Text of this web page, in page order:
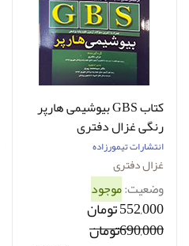
کتاب GBS بیوشیمی هارپر
رنگی غزال دفتری
انتشارات تیمورزاده
غزال دفتری
وضعیت:موجود
552,000 تومان
690,000تومان